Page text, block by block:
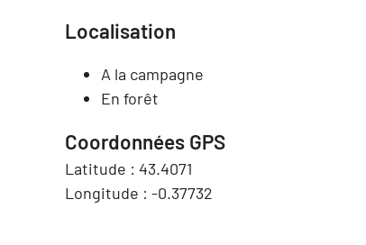
Localisation
A la campagne
En forêt
Coordonnées GPS
Latitude : 43.4071
Longitude : -0.37732